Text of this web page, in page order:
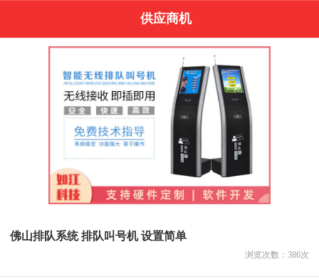
供应商机
佛山排队系统 排队叫号机 设置简单
浏览次数： 386次